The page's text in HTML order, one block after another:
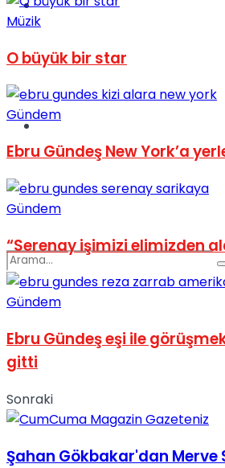
Spor
Podcast
Müzik
O büyük bir star
Gündem
Ebru Gündeş New York’a
Gündem
“Serenay işimizi elimizden
Gündem
Ebru Gündeş eşi ile
gitti
Sonraki
Şahan Gökbakar'dan Merve